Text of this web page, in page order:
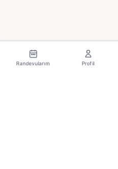
Randevularım Profil